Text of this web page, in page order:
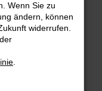
trotz
Eindruck was
Wenn Sie zu
ändern, können
widerrufen.